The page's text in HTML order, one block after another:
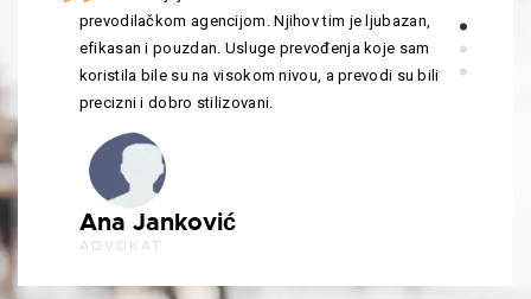
prevodilačkom agencijom. Njihov tim je ljubazan,
efikasan i pouzdan. Usluge prevođenja koje sam
koristila bile su na visokom nivou, a prevodi su bili
precizni i dobro stilizovani.
Ana Janković
ADVOKAT